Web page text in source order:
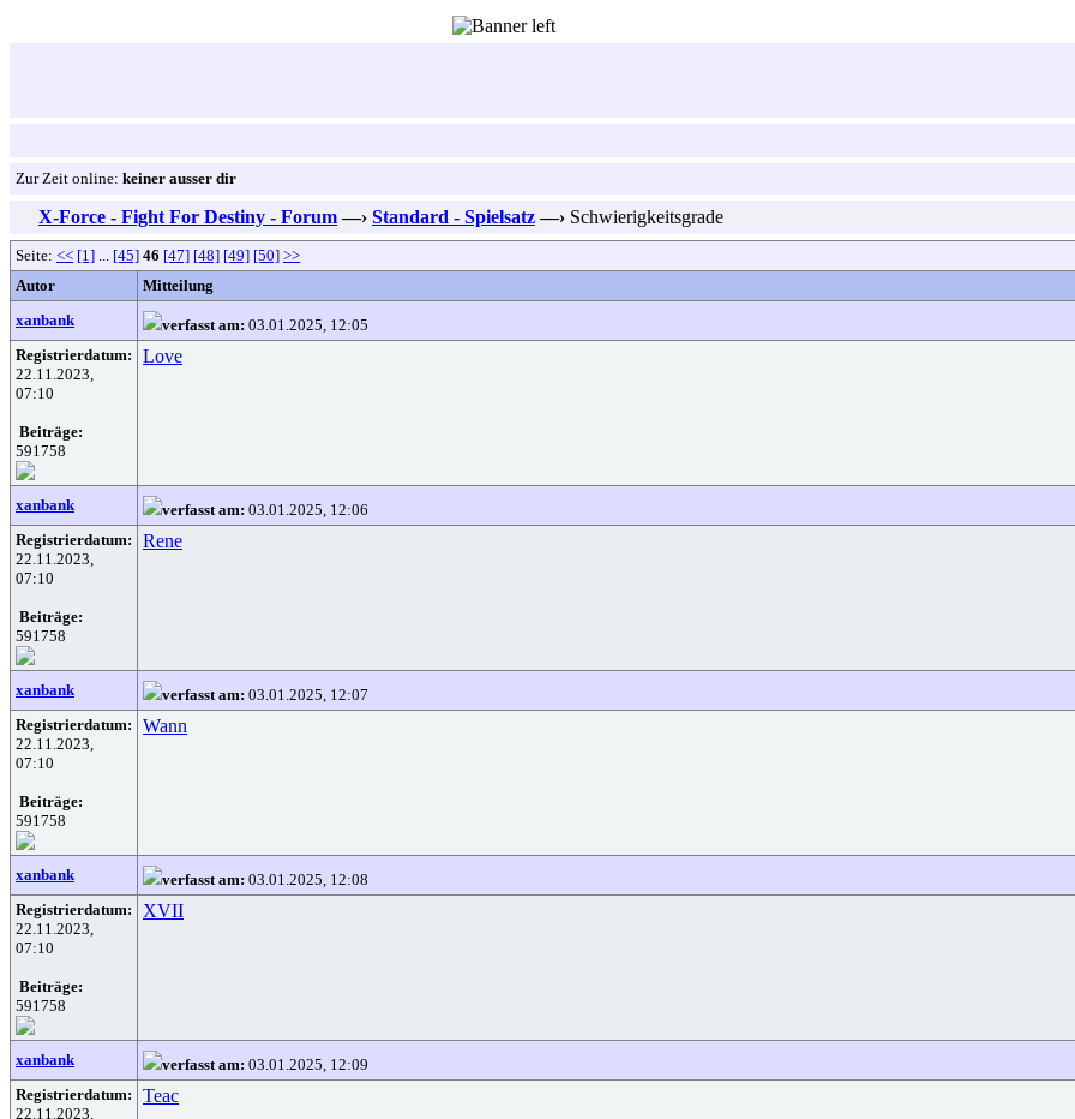
Zur Zeit online: keiner ausser dir
X-Force - Fight For Destiny - Forum —› Standard - Spielsatz —› Schwierigkeitsgrade
Seite: << [1] ... [45] 46 [47] [48] [49] [50] >>
Autor
Mitteilung
xanbank
verfasst am: 03.01.2025, 12:05
Registrierdatum:
22.11.2023,
07:10
Beiträge:
591758
Love
xanbank verfasst am: 03.01.2025, 12:06
Registrierdatum:
22.11.2023,
07:10
Beiträge:
591758
Rene
xanbank verfasst am: 03.01.2025, 12:07
Registrierdatum:
22.11.2023,
07:10
Beiträge:
591758
Wann
xanbank verfasst am: 03.01.2025, 12:08
Registrierdatum:
22.11.2023,
07:10
Beiträge:
591758
XVII
xanbank verfasst am: 03.01.2025, 12:09
Registrierdatum:
22.11.2023,
Teac